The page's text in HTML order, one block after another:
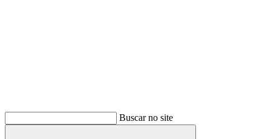
Buscar no site